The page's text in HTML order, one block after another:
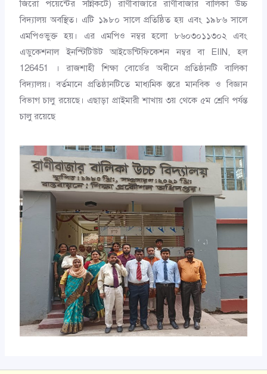
জিরো পয়েন্টের সন্নিকটে) রাণীবাজারে রাণীবাজার বালিকা উচ্চ
বিদ্যালয় অবস্থিত। এটি ১৯৮০ সালে প্রতিষ্ঠিত হয় এবং ১৯৮৬ সালে
এমপিওভুক্ত হয়। এর এমপিও নম্বর হলো ৮৬০৩০১১৩০২ এবং
এডুকেশনাল ইনস্টিটিউট আইডেন্টিফিকেশন নম্বর বা EIIN, হল
126451 । রাজশাহী শিক্ষা বোর্ডের অধীনে প্রতিষ্ঠানটি বালিকা
বিদ্যালয়। বর্তমানে প্রতিষ্ঠানটিতে মাধ্যমিক স্তরে মানবিক ও বিজ্ঞান
বিভাগ চালু রয়েছে। এছাড়া প্রাইমারী শাখায় ৩য় থেকে ৫ম শ্রেণি পর্যন্ত
চালু রয়েছে